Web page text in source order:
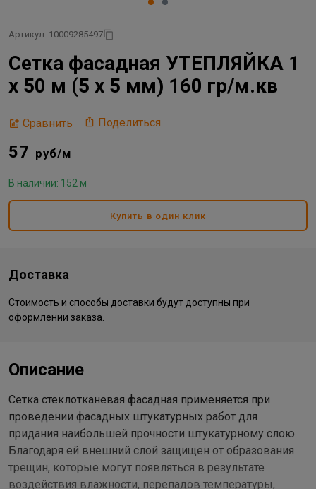
Артикул: 10009285497
Сетка фасадная УТЕПЛЯЙКА 1
х 50 м (5 х 5 мм) 160 гр/м.кв
Сравнить Поделиться
57 руб/м
В наличии: 152 м
Купить в один клик
Доставка
Стоимость и способы доставки будут доступны при
оформлении заказа.
Описание
Сетка стеклотканевая фасадная применяется при
проведении фасадных штукатурных работ для
придания наибольшей прочности штукатурному слою.
Благодаря ей внешний слой защищен от образования
трещин, которые могут появляться в результате
воздействия влажности, перепадов температуры,